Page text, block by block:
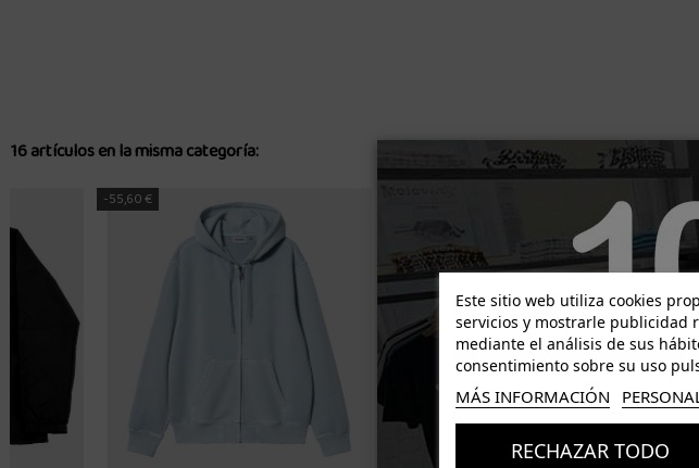
16 artículos en la misma categoría:
-23,80 €
Este sitio web utiliza cookies
servicios y mostrarle publicidad
mediante el análisis de sus
consentimiento sobre su uso
MÁS INFORMACIÓN
RECHAZAR TODO